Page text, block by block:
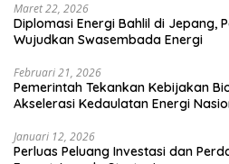
Maret 22, 2026
Diplomasi Energi Bahlil di Jepang,
Wujudkan Swasembada Energi
Februari 21, 2026
Pemerintah Tekankan Kebijakan
Akselerasi Kedaulatan Energi
Januari 12, 2026
Perluas Peluang Investasi dan